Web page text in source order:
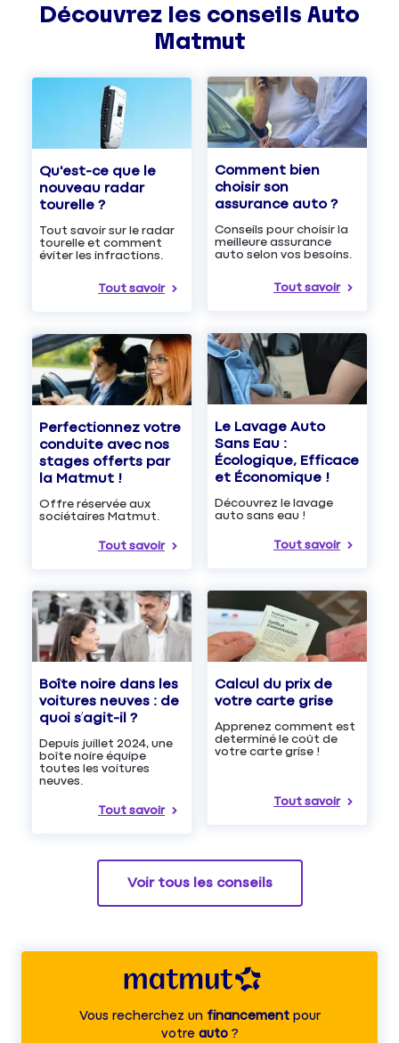
Découvrez les conseils Auto
Matmut
Qu'est-ce que le
nouveau radar
tourelle ?
Tout savoir sur le radar
tourelle et comment
éviter les infractions.
Tout savoir
Comment bien
choisir son
assurance auto ?
Conseils pour choisir la
meilleure assurance
auto selon vos besoins.
Tout savoir
Perfectionnez votre
conduite avec nos
stages offerts par
la Matmut !
Offre réservée aux
sociétaires Matmut.
Tout savoir
Le Lavage Auto
Sans Eau :
Écologique, Efficace
et Économique !
Découvrez le lavage
auto sans eau !
Tout savoir
Boîte noire dans les
voitures neuves : de
quoi s’agit-il ?
Depuis juillet 2024, une
boîte noire équipe
toutes les voitures
neuves.
Tout savoir
Calcul du prix de
votre carte grise
Apprenez comment est
determiné le coût de
votre carte grise !
Tout savoir
Voir tous les conseils
Vous recherchez unfinancementpour
votre auto?